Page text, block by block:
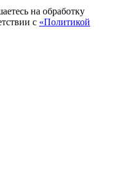
на обработку
с «Политикой